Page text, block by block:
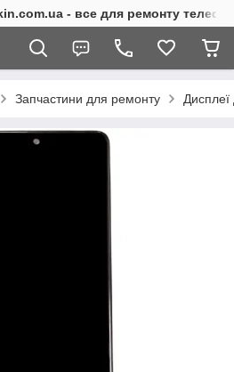
- все для ремонту
Запчастини для ремонту